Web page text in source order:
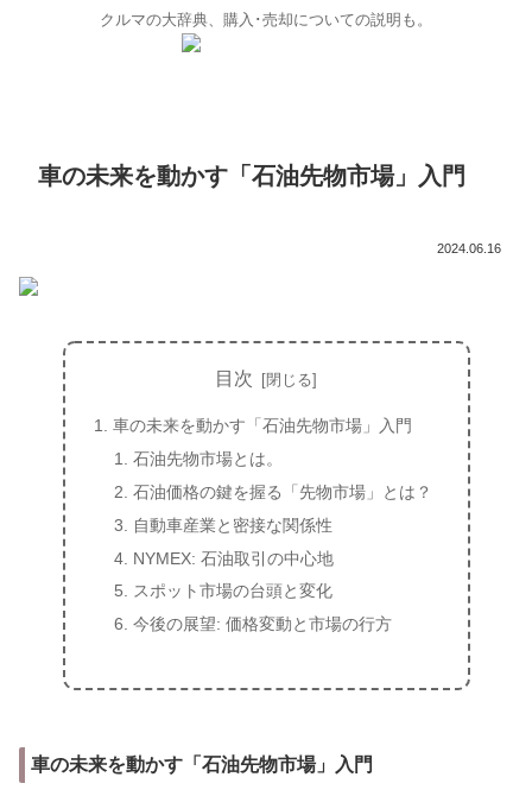
クルマの大辞典、購入･売却についての説明も。
車の未来を動かす「石油先物市場」入門
2024.06.16
目次
車の未来を動かす「石油先物市場」入門
石油先物市場とは。
石油価格の鍵を握る「先物市場」とは？
自動車産業と密接な関係性
NYMEX: 石油取引の中心地
スポット市場の台頭と変化
今後の展望: 価格変動と市場の行方
車の未来を動かす「石油先物市場」入門